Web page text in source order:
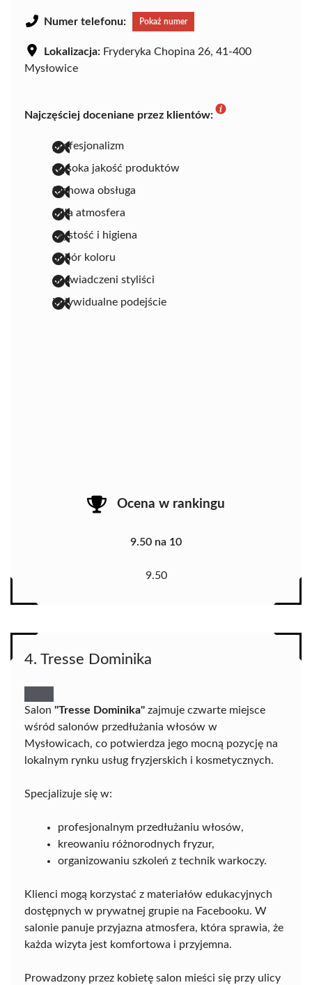
Numer telefonu: Pokaż numer
Lokalizacja: Fryderyka Chopina 26, 41-400
Mysłowice
Najczęściej doceniane przez klientów:
profesjonalizm
wysoka jakość produktów
fachowa obsługa
miła atmosfera
czystość i higiena
dobór koloru
doświadczeni styliści
indywidualne podejście
Ocena w rankingu
9.50 na 10
9.50
4. Tresse Dominika
Salon "Tresse Dominika" zajmuje czwarte miejsce
wśród salonów przedłużania włosów w
Mysłowicach, co potwierdza jego mocną pozycję na
lokalnym rynku usług fryzjerskich i kosmetycznych.
Specjalizuje się w:
profesjonalnym przedłużaniu włosów,
kreowaniu różnorodnych fryzur,
organizowaniu szkoleń z technik warkoczy.
Klienci mogą korzystać z materiałów edukacyjnych
dostępnych w prywatnej grupie na Facebooku. W
salonie panuje przyjazna atmosfera, która sprawia, że
każda wizyta jest komfortowa i przyjemna.
Prowadzony przez kobietę salon mieści się przy ulicy